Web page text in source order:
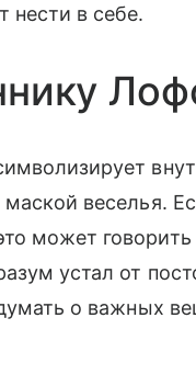
в себе.
веселья.
может говорить
устал от
о важных